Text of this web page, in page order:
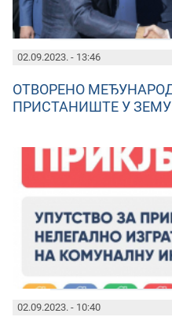
02.09.2023. - 13:46
ОТВОРЕНО
ПРИСТАНИШТЕ У
02.09.2023. - 10:40